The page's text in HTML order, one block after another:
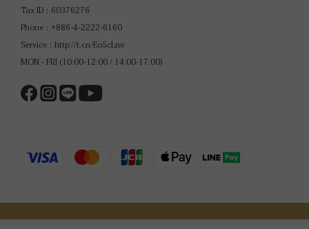
Tax ID：60376276
Phone：+886-4-2222-6160
Service： http://t.cn/Eo5cLne
MON - FRI (10:00-12:00 / 14:00-17:00)